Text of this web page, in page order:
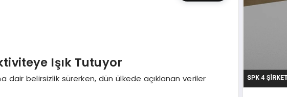
Işık Tutuyor
dair belirsizlik sürerken, dün ülkede açıklanan veriler